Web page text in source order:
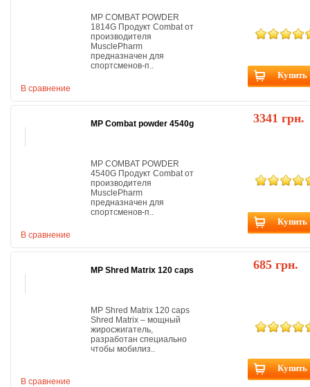
Купить
В сравнение
MP COMBAT POWDER
1814G Продукт Combat от
производителя
MusclePharm
предназначен для
спортсменов-п..
3341 грн.
Купить
В сравнение
MP Combat powder 4540g
MP COMBAT POWDER
4540G Продукт Combat от
производителя
MusclePharm
предназначен для
спортсменов-п..
685 грн.
Купить
В сравнение
MP Shred Matrix 120 caps
MP Shred Matrix 120 caps
Shred Matrix – мощный
жиросжигатель,
разработан специально
чтобы мобилиз..